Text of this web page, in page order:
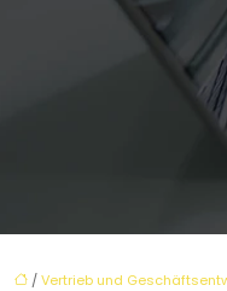
/Vertrieb und